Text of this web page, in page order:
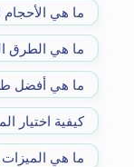
ما هي
ما هي الطرق
ما هي أفضل
كيفية اختيار
ما هي